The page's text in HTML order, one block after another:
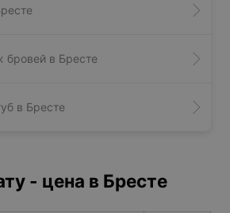
бровей в Бресте
в Бресте
- цена в Бресте